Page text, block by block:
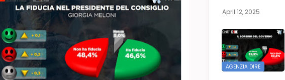
April 12, 2025
AGENZIA DIRE